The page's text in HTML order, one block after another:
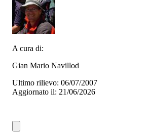
A cura di:
Gian Mario Navillod
Ultimo rilievo: 06/07/2007
Aggiornato il: 21/06/2026